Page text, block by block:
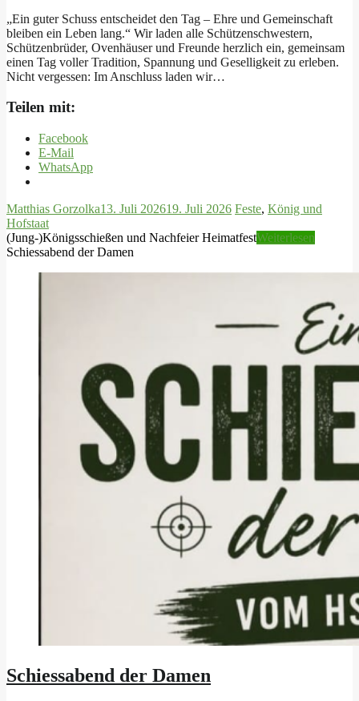
„Ein guter Schuss entscheidet den Tag – Ehre und Gemeinschaft
bleiben ein Leben lang.“ Wir laden alle Schützenschwestern,
Schützenbrüder, Ovenhäuser und Freunde herzlich ein, gemeinsam
einen Tag voller Tradition, Spannung und Geselligkeit zu erleben.
Nicht vergessen: Im Anschluss laden wir…
Teilen mit:
Facebook
E-Mail
WhatsApp
Matthias Gorzolka13. Juli 202619. Juli 2026 Feste, König und
Hofstaat
(Jung-)Königsschießen und Nachfeier HeimatfestWeiterlesen
Schiessabend der Damen
Schiessabend der Damen